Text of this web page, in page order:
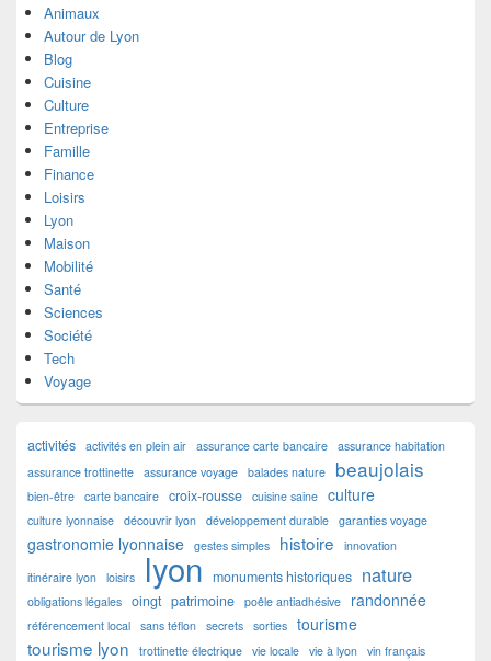
Animaux
Autour de Lyon
Blog
Cuisine
Culture
Entreprise
Famille
Finance
Loisirs
Lyon
Maison
Mobilité
Santé
Sciences
Société
Tech
Voyage
activités activités en plein air assurance carte bancaire assurance habitation
assurance trottinette assurance voyage balades nature beaujolais
bien-être carte bancaire croix-rousse cuisine saine culture
culture lyonnaise découvrir lyon développement durable garanties voyage
gastronomie lyonnaise gestes simples histoire
innovation
itinéraire lyon loisirs lyon monuments historiques nature
obligations légales oingt patrimoine poêle antiadhésive randonnée
référencement local sans téflon secrets sorties tourisme
tourisme lyon trottinette électrique vie locale vie à lyon vin français